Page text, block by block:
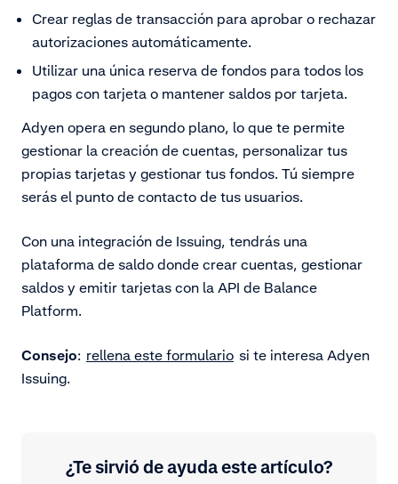
Crear reglas de transacción para aprobar o rechazar
autorizaciones automáticamente.
Utilizar una única reserva de fondos para todos los
pagos con tarjeta o mantener saldos por tarjeta.
Adyen opera en segundo plano, lo que te permite
gestionar la creación de cuentas, personalizar tus
propias tarjetas y gestionar tus fondos. Tú siempre
serás el punto de contacto de tus usuarios.
Con una integración de Issuing, tendrás una
plataforma de saldo donde crear cuentas, gestionar
saldos y emitir tarjetas con la API de Balance
Platform.
Consejo: rellena este formulario si te interesa Adyen
Issuing.
¿Te sirvió de ayuda este artículo?